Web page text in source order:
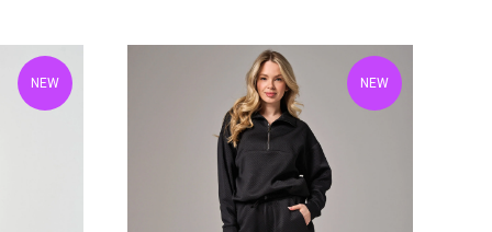
NEW NEW